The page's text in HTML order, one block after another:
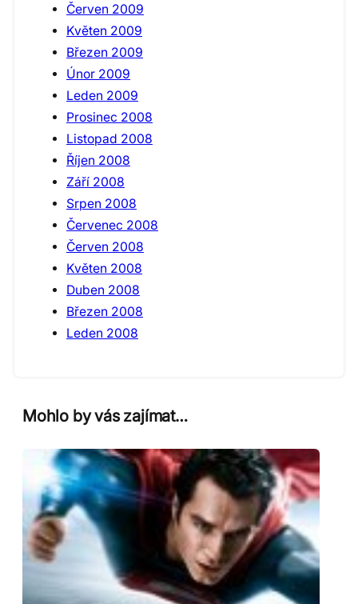
Červen 2009
Květen 2009
Březen 2009
Únor 2009
Leden 2009
Prosinec 2008
Listopad 2008
Říjen 2008
Září 2008
Srpen 2008
Červenec 2008
Červen 2008
Květen 2008
Duben 2008
Březen 2008
Leden 2008
Mohlo by vás zajímat…